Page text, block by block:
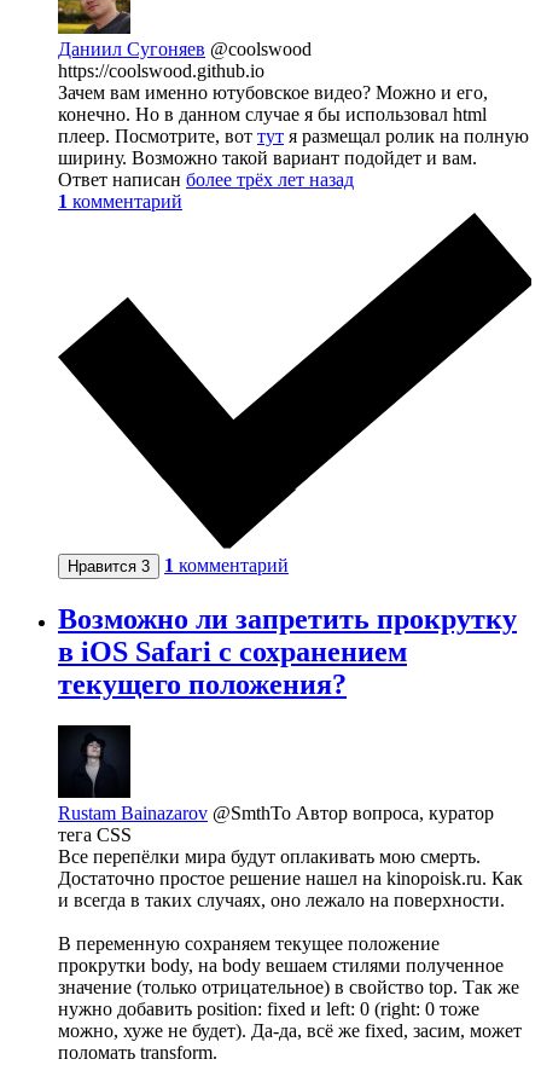
Даниил Сугоняев @coolswood
https://coolswood.github.io
Зачем вам именно ютубовское видео? Можно и его,
конечно. Но в данном случае я бы использовал html
плеер. Посмотрите, вот тут я размещал ролик на полную
ширину. Возможно такой вариант подойдет и вам.
Ответ написан более трёх лет назад
1 комментарий
Нравится 3 1 комментарий
Возможно ли запретить прокрутку
в iOS Safari с сохранением
текущего положения?
Rustam Bainazarov @SmthTo Автор вопроса, куратор
тега CSS
Все перепёлки мира будут оплакивать мою смерть.
Достаточно простое решение нашел на kinopoisk.ru. Как
и всегда в таких случаях, оно лежало на поверхности.
В переменную сохраняем текущее положение
прокрутки body, на body вешаем стилями полученное
значение (только отрицательное) в свойство top. Так же
нужно добавить position: fixed и left: 0 (right: 0 тоже
можно, хуже не будет). Да-да, всё же fixed, засим, может
поломать transform.